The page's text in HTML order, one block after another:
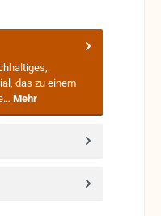
das zu einem
Mehr